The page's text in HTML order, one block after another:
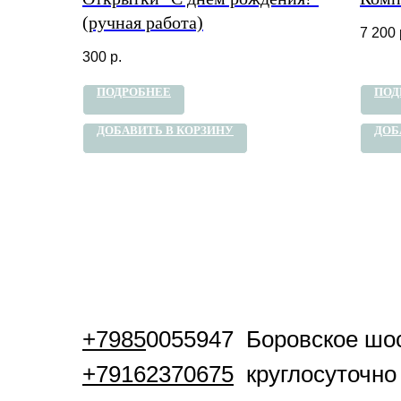
(ручная работа)
300 р.
ПОДРОБНЕЕ
ДОБАВИТЬ В КОРЗИНУ
7 200
+79850055947 Боровское
+79162370675 круглосуточно